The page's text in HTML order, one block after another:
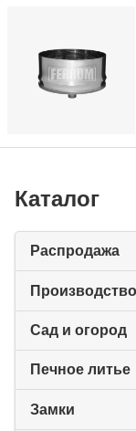
Каталог
Распродажа
Сад и огород
Печное литье
Замки